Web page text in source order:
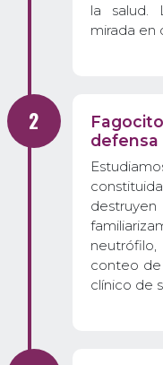
la salud.
mirada en
defensa
conteo de
clínico de